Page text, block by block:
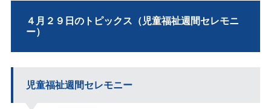
４月２９日のトピックス（児童福祉週間セレモニ
ー）
児童福祉週間セレモニー